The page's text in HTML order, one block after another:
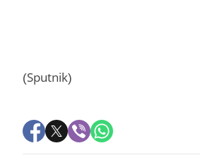
(Sputnik)